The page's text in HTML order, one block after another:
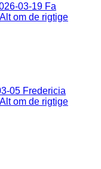
03-19 Fa
Alt om de rigtige
05 Fredericia
Alt om de rigtige